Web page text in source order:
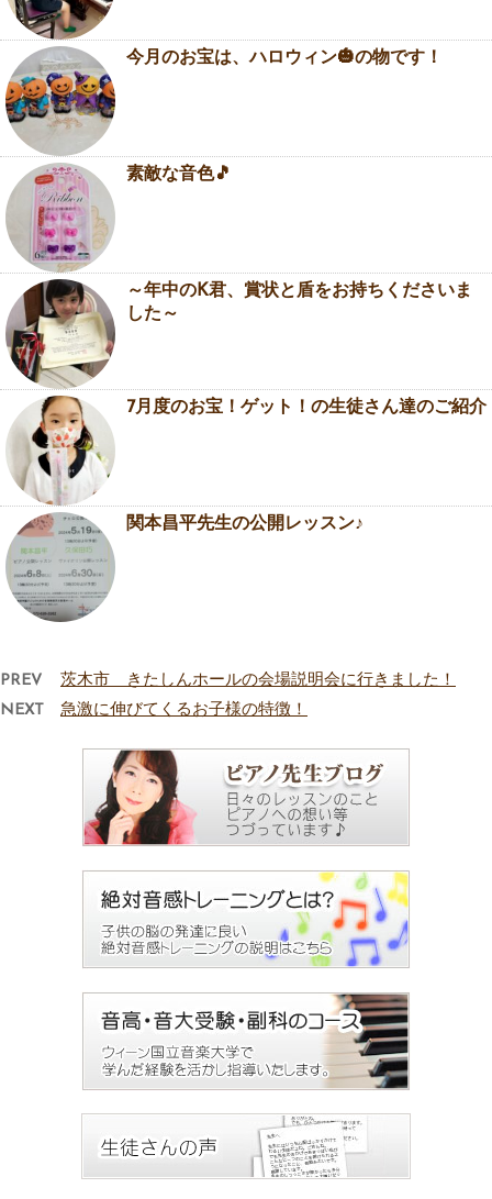
今月のお宝は、ハロウィン🎃の物です！
素敵な音色🎵
～年中のK君、賞状と盾をお持ちくださいま
した～
7月度のお宝！ゲット！の生徒さん達のご紹介
関本昌平先生の公開レッスン♪
PREV
茨木市 きたしんホールの会場説明会に行きました！
NEXT
急激に伸びてくるお子様の特徴！